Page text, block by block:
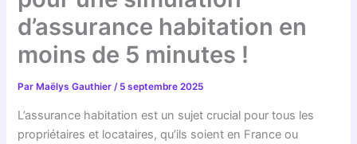
d’assurance habitation en
moins de 5 minutes !
Par Maëlys Gauthier/ 5 septembre 2025
L’assurance habitation est un sujet crucial pour tous les
propriétaires et locataires, qu’ils soient en France ou